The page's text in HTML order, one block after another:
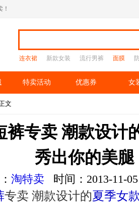
连衣裙 新款女装 流行男裤 面膜
特卖活动 优惠券 女
文
裤专卖 潮款设计
秀出你的美腿
淘特卖 时间：2013-11-
专卖 潮款设计的夏季女